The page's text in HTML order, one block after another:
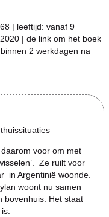
| leeftijd: vanaf 9
| de link om het boek
2 werkdagen na
voor om met
Ze ruilt voor
in Argentinië woonde.
woont nu samen
bovenhuis. Het staat